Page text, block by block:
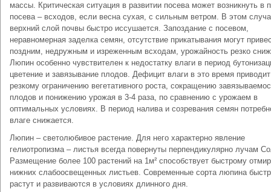
массы. Критическая ситуация в развитии посева может возникнуть в
посева – всходов, если весна сухая, с сильным ветром. В этом
верхний слой почвы быстро иссушается. Запоздание с посевом,
неравномерная заделка семян, отсутствие прикатывания могут
поздним, недружным и изреженным всходам, урожайность резко
Люпин особенно чувствителен к недостатку влаги в период
цветение и завязывание плодов. Дефицит влаги в это время
резкому ограничению вегетативного роста, сокращению
плодов и понижению урожая в 3-4 раза, по сравнению с урожаем в
оптимальных условиях. В период налива и созревания семян
влаге снижается.
Люпин – светолюбивое растение. Для него характерно явление
гелиотропизма – листья всегда повернуты перпендикулярно лучам
Размещение более 100 растений на 1м² способствует быстрому
нижних слабоосвещенных листьев. Современные сорта люпина
растут и развиваются в условиях длинного дня.